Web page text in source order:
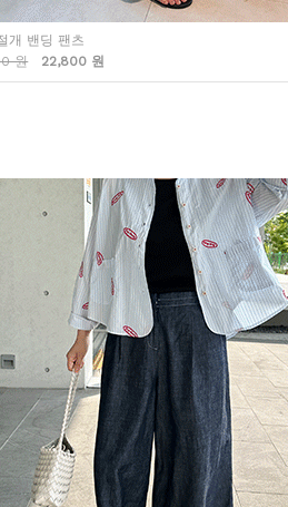
개 밴딩 팬츠
원
22,800 원